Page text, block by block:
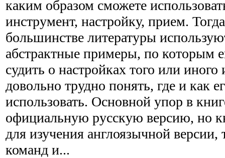
каким образом сможете
инструмент, настройку, прием.
большинстве литературы
абстрактные примеры, по которым
судить о настройках того или
довольно трудно понять, где и как
использовать. Основной упор в
официальную русскую версию, но
для изучения англоязычной версии,
команд и...